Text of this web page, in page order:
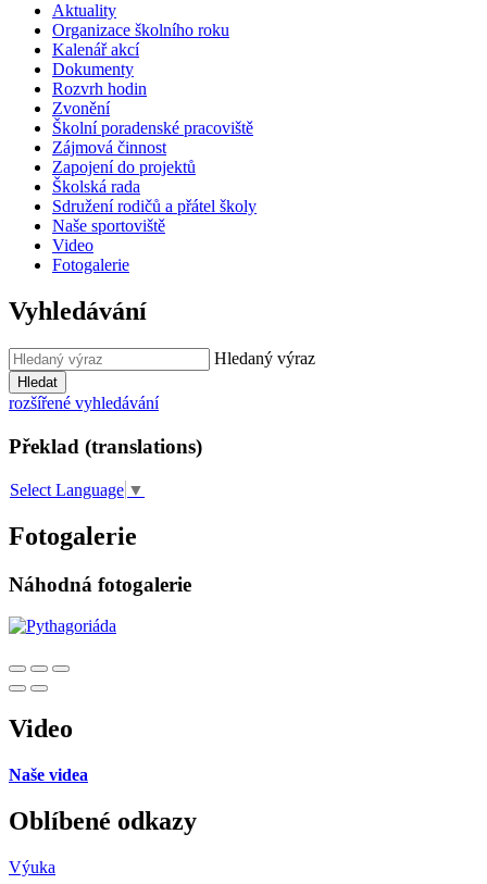
Aktuality
Organizace školního roku
Kalenář akcí
Dokumenty
Rozvrh hodin
Zvonění
Školní poradenské pracoviště
Zájmová činnost
Zapojení do projektů
Školská rada
Sdružení rodičů a přátel školy
Naše sportoviště
Video
Fotogalerie
Vyhledávání
Hledaný výraz
Hledat
rozšířené vyhledávání
Překlad (translations)
Select Language ▼
Fotogalerie
Náhodná fotogalerie
Video
Naše videa
Oblíbené odkazy
Výuka